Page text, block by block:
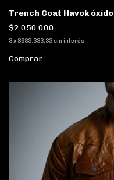
Trench Coat Havok óxido
$2.050.000
3x $683.333,33 sin interés
Comprar